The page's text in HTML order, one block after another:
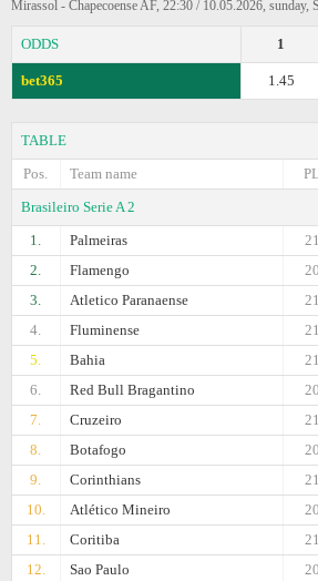
Mirassol - Chapecoense AF, 22:30 / 10.05.2026, sunday,
ODDS 1
bet365 1.45
TABLE
Pos.
Team name
PL
Brasileiro Serie A 2
1.
Palmeiras
21
2.
Flamengo
20
3.
Atletico Paranaense
21
4.
Fluminense
21
5.
Bahia
21
6.
Red Bull Bragantino
20
7.
Cruzeiro
21
8.
Botafogo
20
9.
Corinthians
21
10.
Atlético Mineiro
20
11.
Coritiba
21
12.
Sao Paulo
20